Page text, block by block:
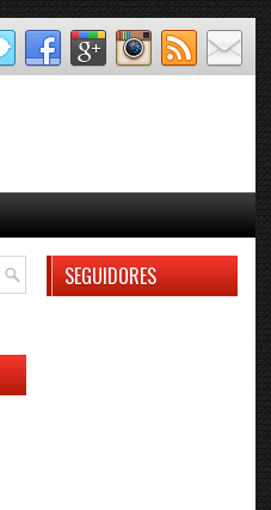
SEGUIDORES